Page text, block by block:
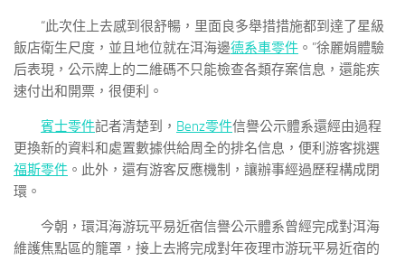
“此次住上去感到很舒暢，里面良多舉措措施都到達了星級
飯店衛生尺度，並且地位就在洱海邊德系車零件 。”徐麗娟體驗
后表現，公示牌上的二維碼不只能檢查各類存案信息，還能疾
速付出和開票，很便利。
賓士零件記者清楚到， Benz零件信譽公示體系還經由過程
更換新的資料和處置數據供給周全的排名信息，便利游客挑選
福斯零件 。此外，還有游客反應機制，讓辦事經過歷程構成閉
環。
今朝，環洱海游玩平易近宿信譽公示體系曾經完成對洱海
維護焦點區的籠罩，接上去將完成對年夜理市游玩平易近宿的